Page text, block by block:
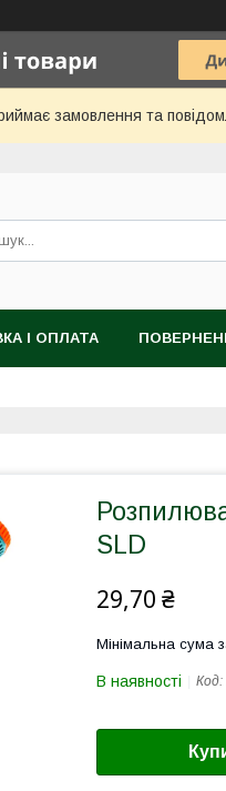
замовлення та
І ОПЛАТА
SLD
29,70 ₴
Мінімальна сума
В наявності Код: